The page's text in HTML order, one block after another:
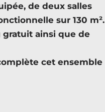
de deux salles
sur 130 m².
ainsi que de
cet ensemble